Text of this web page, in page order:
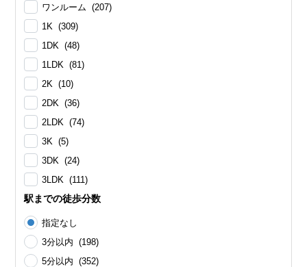
ワンルーム (207)
1K (309)
1DK (48)
1LDK (81)
2K (10)
2DK (36)
2LDK (74)
3K (5)
3DK (24)
3LDK (111)
駅までの徒歩分数
指定なし
3分以内 (198)
5分以内 (352)